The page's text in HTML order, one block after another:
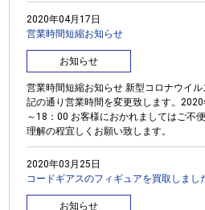
2020年04月17日
営業時間短縮お知らせ
お知らせ
営業時間短縮お知らせ 新型コロナウイ
記の通り営業時間を変更致します。
～18：00 お客様におかれましてはご不
理解の程宜しくお願い致します。
2020年03月25日
コードギアスのフィギュアを買取しま
お知らせ